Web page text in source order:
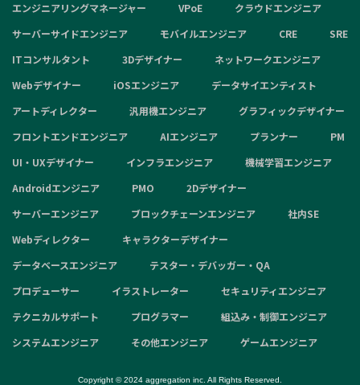
エンジニアリングマネージャー
VPoE
クラウドエンジニア
サーバーサイドエンジニア
モバイルエンジニア CRE
SRE
ITコンサルタント
3Dデザイナー
ネットワークエンジニア
Webデザイナー
iOSエンジニア
データサイエンティスト
アートディレクター
汎用機エンジニア
グラフィックデザイナー
フロントエンドエンジニア
AIエンジニア プランナー
PM
UI・UXデザイナー
インフラエンジニア
機械学習エンジニア
Androidエンジニア
PMO
2Dデザイナー
サーバーエンジニア
ブロックチェーンエンジニア
社内SE
Webディレクター
キャラクターデザイナー
データベースエンジニア
テスター・デバッガー・QA
プロデューサー
イラストレーター
セキュリティエンジニア
テクニカルサポート
プログラマー
組込み・制御エンジニア
システムエンジニア
その他エンジニア ゲームエンジニア
Copyright © 2024 aggregation inc. All Rights Reserved.